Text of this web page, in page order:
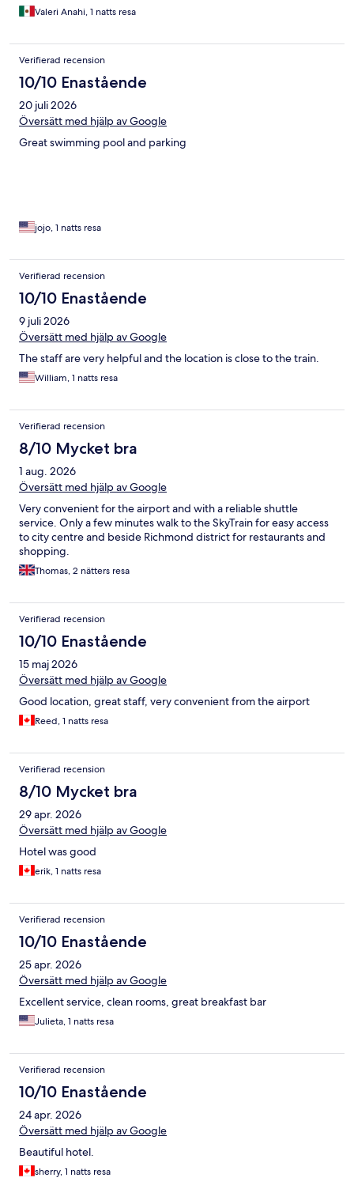
Valeri Anahi, 1 natts resa
Verifierad recension
10/10 Enastående
20 juli 2026
Översätt med hjälp av Google
Great swimming pool and parking
jojo, 1 natts resa
Verifierad recension
10/10 Enastående
9 juli 2026
Översätt med hjälp av Google
The staff are very helpful and the location is close to the train.
William, 1 natts resa
Verifierad recension
8/10 Mycket bra
1 aug. 2026
Översätt med hjälp av Google
Very convenient for the airport and with a reliable shuttle
service. Only a few minutes walk to the SkyTrain for easy access
to city centre and beside Richmond district for restaurants and
shopping.
Thomas, 2 nätters resa
Verifierad recension
10/10 Enastående
15 maj 2026
Översätt med hjälp av Google
Good location, great staff, very convenient from the airport
Reed, 1 natts resa
Verifierad recension
8/10 Mycket bra
29 apr. 2026
Översätt med hjälp av Google
Hotel was good
erik, 1 natts resa
Verifierad recension
10/10 Enastående
25 apr. 2026
Översätt med hjälp av Google
Excellent service, clean rooms, great breakfast bar
Julieta, 1 natts resa
Verifierad recension
10/10 Enastående
24 apr. 2026
Översätt med hjälp av Google
Beautiful hotel.
sherry, 1 natts resa